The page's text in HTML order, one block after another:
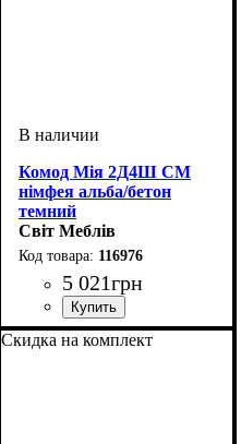
Комод Мія 2Д4Ш СМ
німфея альба/бетон
темний
Світ Меблів
116976
5 021грн
ширина, мм: 1200
высота, мм: 980
глубина, мм: 400
Скидка на комплект